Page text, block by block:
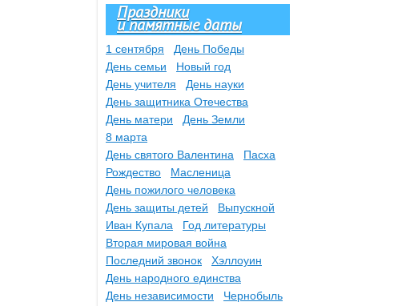
Праздники
и памятные даты
1 сентября
День Победы
День семьи
Новый год
День учителя
День науки
День защитника Отечества
День матери
День Земли
8 марта
День святого Валентина
Пасха
Рождество
Масленица
День пожилого человека
День защиты детей
Выпускной
Иван Купала
Год литературы
Вторая мировая война
Последний звонок
Хэллоуин
День народного единства
День независимости
Чернобыль